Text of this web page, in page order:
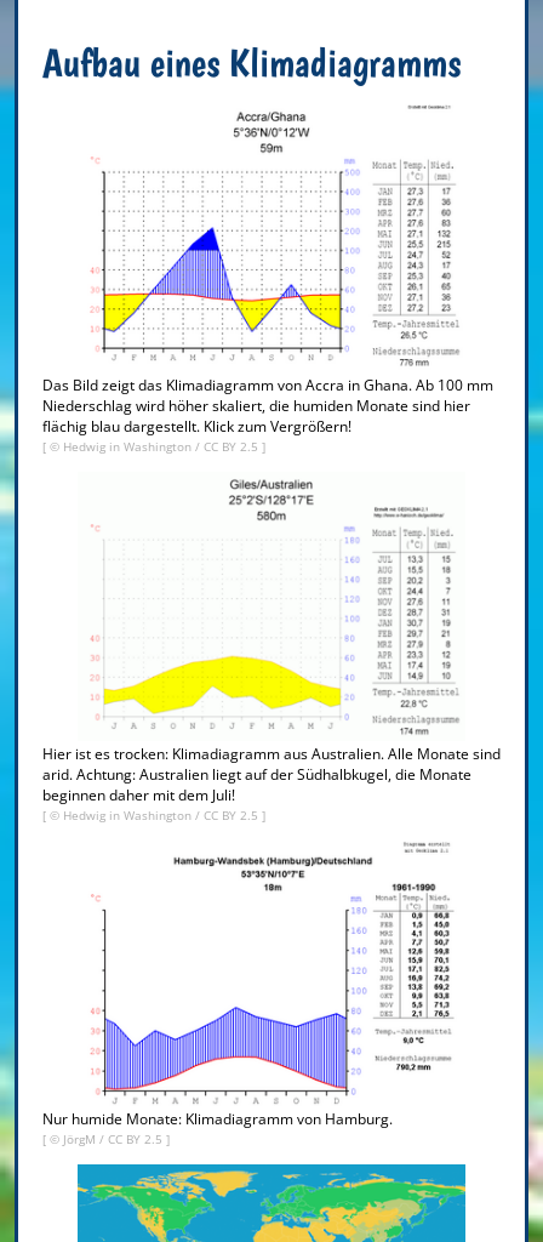
Aufbau eines Klimadiagramms
Das Bild zeigt das Klimadiagramm von Accra in Ghana. Ab 100 mm
Niederschlag wird höher skaliert, die humiden Monate sind hier
flächig blau dargestellt. Klick zum Vergrößern!
[ © Hedwig in Washington / CC BY 2.5 ]
Hier ist es trocken: Klimadiagramm aus Australien. Alle Monate sind
arid. Achtung: Australien liegt auf der Südhalbkugel, die Monate
beginnen daher mit dem Juli!
[ © Hedwig in Washington / CC BY 2.5 ]
Nur humide Monate: Klimadiagramm von Hamburg.
[ © JörgM / CC BY 2.5 ]